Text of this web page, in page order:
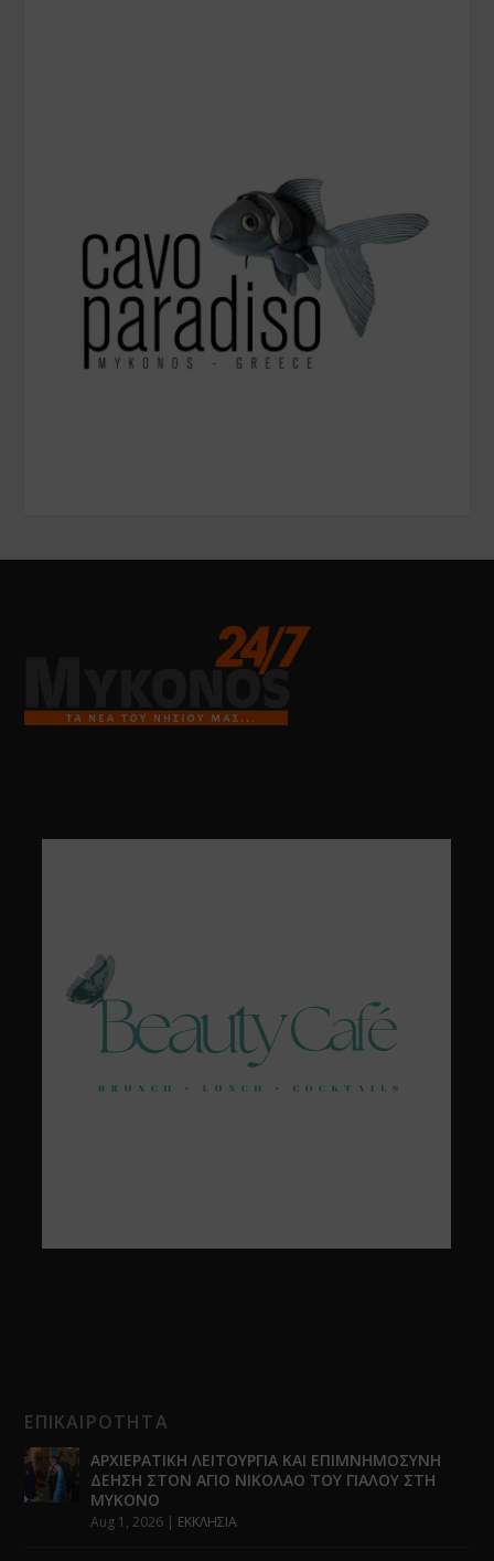
ΕΠΙΚΑΙΡΟΤΗΤΑ
ΑΡΧΙΕΡΑΤΙΚΗ ΛΕΙΤΟΥΡΓΙΑ ΚΑΙ ΕΠΙΜΝΗΜΟΣΥΝΗ
ΔΕΗΣΗ ΣΤΟΝ ΑΓΙΟ ΝΙΚΟΛΑΟ ΤΟΥ ΓΙΑΛΟΥ ΣΤΗ
ΜΥΚΟΝΟ
Aug 1, 2026 | ΕΚΚΛΗΣΙΑ